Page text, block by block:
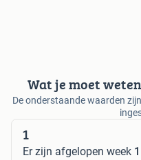
Wat je moet
De onderstaande waarden
1
Er zijn afgelopen week 1